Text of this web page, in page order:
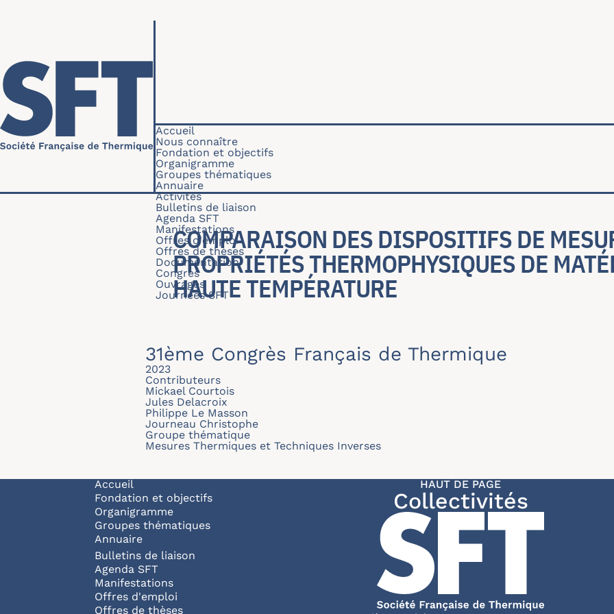
Navigation principale
Accueil
Nous connaître
Fondation et objectifs
Organigramme
Groupes thématiques
Annuaire
Activités
Bulletins de liaison
Agenda SFT
Manifestations
Offres d'emploi
Offres de thèses
Documentation
Congrès
Ouvrages
Journées SFT
COMPARAISON DES DISPOSITIFS DE
PROPRIÉTÉS THERMOPHYSIQUES DE
HAUTE TEMPÉRATURE
31ème Congrès Français de Thermique
2023
Contributeurs
Mickael Courtois
Jules Delacroix
Philippe Le Masson
Journeau Christophe
Groupe thématique
Mesures Thermiques et Techniques Inverses
Navigation principale
Accueil
Fondation et objectifs
Organigramme
Groupes thématiques
Annuaire
Bulletins de liaison
Agenda SFT
Manifestations
Offres d'emploi
Offres de thèses
HAUT DE PAGE
Collectivités